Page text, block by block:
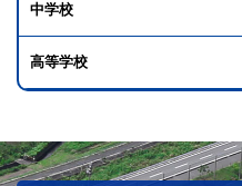
中学校
高等学校